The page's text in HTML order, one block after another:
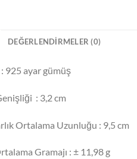
DEĞERLENDIRMELER (0)
925 ayar gümüş
: 3,2 cm
Ortalama Uzunluğu : 9,5 cm
Gramajı : ± 11,98 g